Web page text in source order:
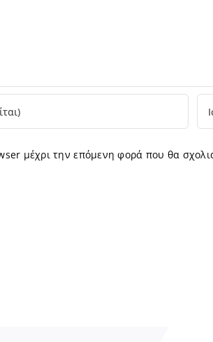
μέχρι την επόμενη φορά που θα